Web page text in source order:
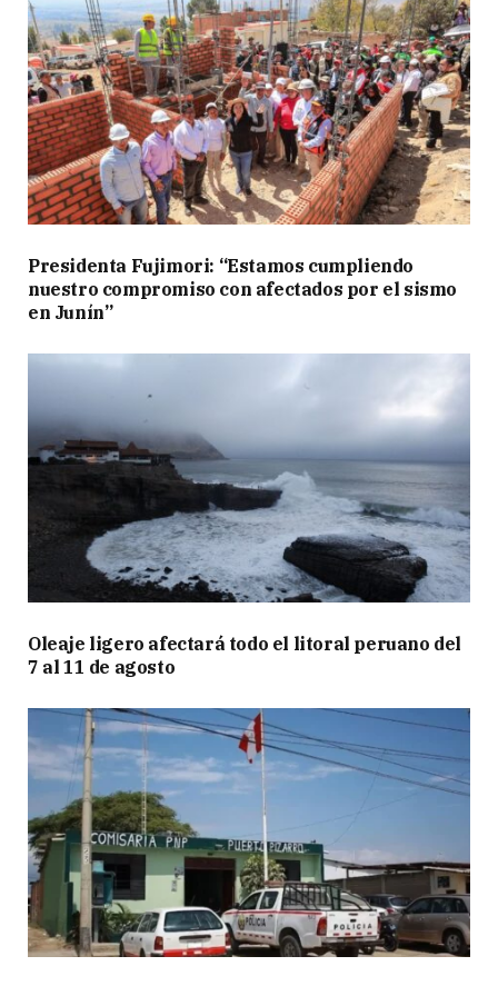
Presidenta Fujimori: “Estamos cumpliendo
nuestro compromiso con afectados por el sismo
en Junín”
Oleaje ligero afectará todo el litoral peruano del
7 al 11 de agosto